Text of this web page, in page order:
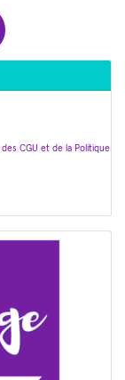
CGU et de la Politique